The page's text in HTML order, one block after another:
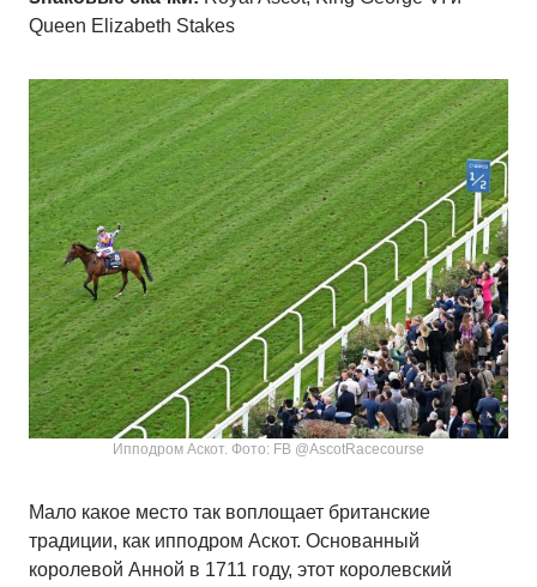
Queen Elizabeth Stakes
Ипподром Аскот. Фото: FB @AscotRacecourse
Мало какое место так воплощает британские
традиции, как ипподром Аскот. Основанный
королевой Анной в 1711 году, этот королевский